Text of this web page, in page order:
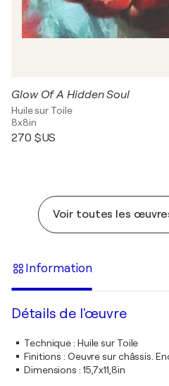
Glow Of A Hidden Soul
Huile sur Toile
8x8in
270 $US
Voir toutes les
Information
Détails de l'œuvre
Technique: Huile sur Toile
Finitions : Oeuvre sur châssis.
Dimensions : 15,7x11,8in